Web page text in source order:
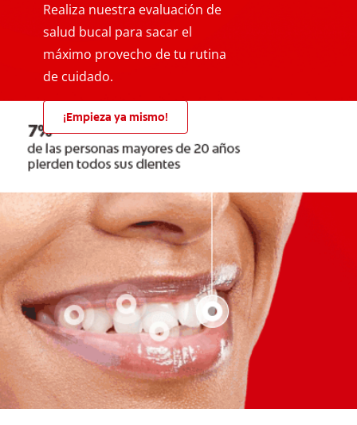
Realiza nuestra evaluación de
salud bucal para sacar el
máximo provecho de tu rutina
de cuidado.
¡Empieza ya mismo!